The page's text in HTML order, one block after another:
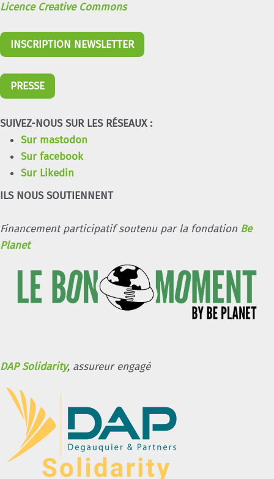
Licence Creative Commons
INSCRIPTION NEWSLETTER
PRESSE
SUIVEZ-NOUS SUR LES RÉSEAUX :
Sur mastodon
Sur facebook
Sur Likedin
ILS NOUS SOUTIENNENT
Financement participatif soutenu par la fondation Be
Planet
DAP Solidarity, assureur engagé